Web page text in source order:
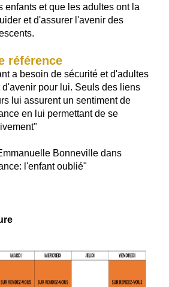
enfants et que les adultes ont la
et d'assurer l'avenir des
référence
a besoin de sécurité et d'adultes
d'avenir pour lui. Seuls des liens
lui assurent un sentiment de
en lui permettant de se
Bonneville dans
l'enfant oublié"